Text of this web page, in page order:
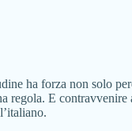
ha forza non solo
regola. E